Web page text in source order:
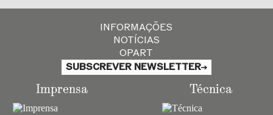
INFORMAÇÕES
NOTÍCIAS
OPART
SUBSCREVER NEWSLETTER
Imprensa Técnica